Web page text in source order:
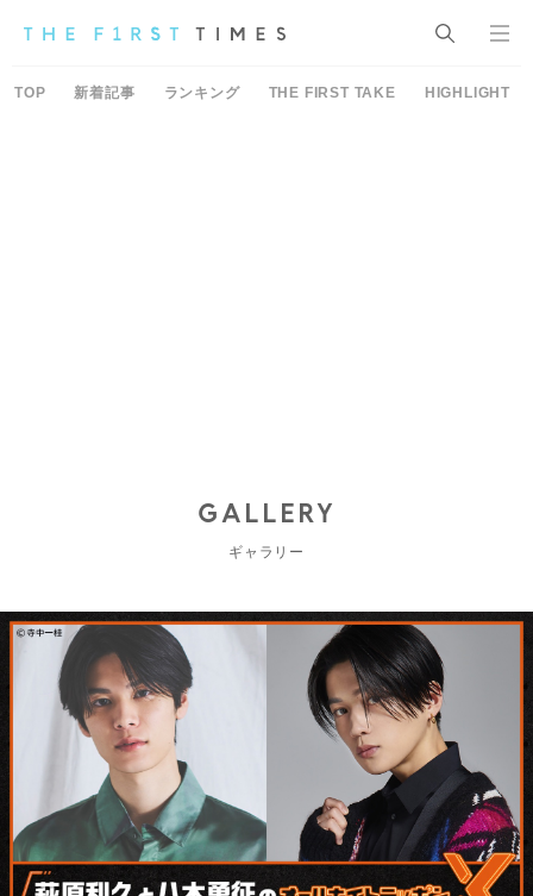
TOP 新着記事 ランキング THE FIRST TAKE HIGHLIGHT
GALLERY
ギャラリー